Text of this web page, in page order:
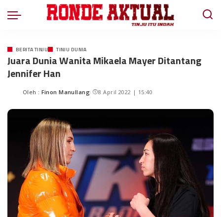
BERITA TINJU TINJU DUNIA
Juara Dunia Wanita Mikaela Mayer Ditantang
Jennifer Han
Oleh : Finon Manullang 8 April 2022 | 15:40